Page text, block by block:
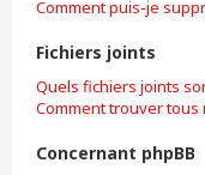
Comment puis-je
Fichiers joints
Quels fichiers joints
Comment trouver tous
Concernant phpBB